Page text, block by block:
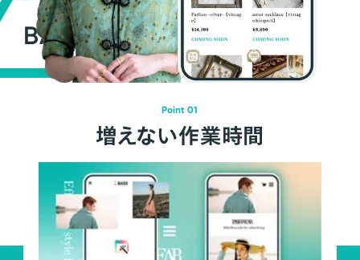
BASEが強い3つの理由
Point 01
増えない作業時間